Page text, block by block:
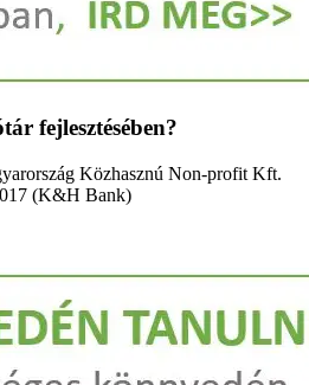
fejlesztésében?
Közhasznú Non-profit Kft.
(K&H Bank)